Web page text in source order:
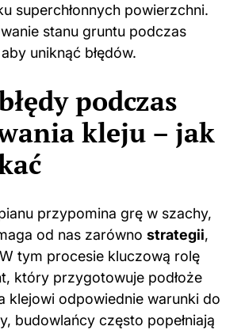
superchłonnych powierzchni.
stanu gruntu podczas
uniknąć błędów.
podczas
kleju – jak
przypomina grę w szachy,
od nas zarówno strategii,
tym procesie kluczową rolę
który przygotowuje podłoże
klejowi odpowiednie warunki do
budowlańcy często popełniają